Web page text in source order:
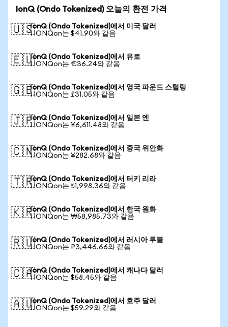
IonQ (Ondo Tokenized) 오늘의 환전 가격
🇺🇸IonQ (Ondo Tokenized)에서 미국 달러
1 IONQon는 $41.90와 같음
🇪🇺IonQ (Ondo Tokenized)에서 유로
1 IONQon는 €36.24와 같음
🇬🇧IonQ (Ondo Tokenized)에서 영국 파운드 스털링
1 IONQon는 £31.05와 같음
🇯🇵IonQ (Ondo Tokenized)에서 일본 엔
1 IONQon는 ¥6,611.48와 같음
🇨🇳IonQ (Ondo Tokenized)에서 중국 위안화
1 IONQon는 ¥282.68와 같음
🇹🇷IonQ (Ondo Tokenized)에서 터키 리라
1 IONQon는 ₺1,998.36와 같음
🇰🇷IonQ (Ondo Tokenized)에서 한국 원화
1 IONQon는 ₩58,985.73와 같음
🇷🇺IonQ (Ondo Tokenized)에서 러시아 루블
1 IONQon는 ₽3,446.66와 같음
🇨🇦IonQ (Ondo Tokenized)에서 캐나다 달러
1 IONQon는 $58.45와 같음
🇦🇺IonQ (Ondo Tokenized)에서 호주 달러
1 IONQon는 $59.29와 같음